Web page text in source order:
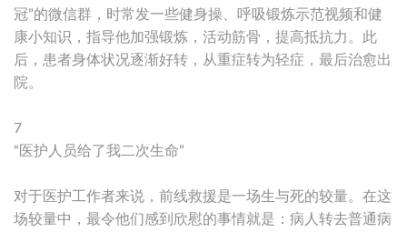
冠”的微信群，时常发一些健身操、呼吸锻炼示范视频和健
康小知识，指导他加强锻炼，活动筋骨，提高抵抗力。此
后，患者身体状况逐渐好转，从重症转为轻症，最后治愈出
院。
7
“医护人员给了我二次生命”
对于医护工作者来说，前线救援是一场生与死的较量。在这
场较量中，最令他们感到欣慰的事情就是：病人转去普通病